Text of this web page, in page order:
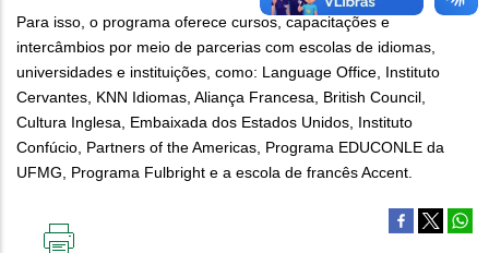
Para isso, o programa oferece cursos, capacitações e
intercâmbios por meio de parcerias com escolas de idiomas,
universidades e instituições, como: Language Office, Instituto
Cervantes, KNN Idiomas, Aliança Francesa, British Council,
Cultura Inglesa, Embaixada dos Estados Unidos, Instituto
Confúcio, Partners of the Americas, Programa EDUCONLE da
UFMG, Programa Fulbright e a escola de francês Accent.